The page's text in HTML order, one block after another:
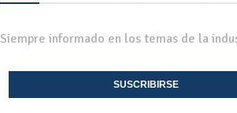
Siempre informado en los temas de la
SUSCRIBIRSE